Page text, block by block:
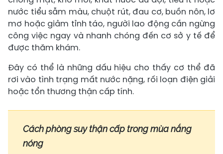
nước tiểu sẫm màu, chuột rút, đau cơ, buồn nôn, lơ
mơ hoặc giảm tỉnh táo, người lao động cần ngừng
công việc ngay và nhanh chóng đến cơ sở y tế để
được thăm khám.
Đây có thể là những dấu hiệu cho thấy cơ thể đã
rơi vào tình trạng mất nước nặng, rối loạn điện giải
hoặc tổn thương thận cấp tính.
Cách phòng suy thận cấp trong mùa nắng
nóng